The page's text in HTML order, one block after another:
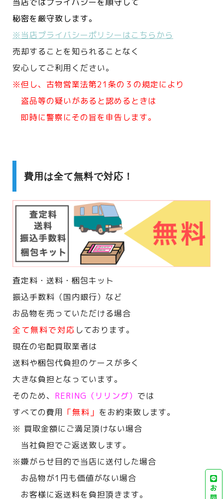
秘密を厳守致します。
※当店プライバシーポリシーはこちらから
売却することを知られることなく
安心してご利用ください。
※但し、古物営業法第21条の３の規定により
盗品等の疑いがあると認めるときは
即時に警察にその旨を申告します。
費用は全て無料で対応！
査定料・送料・梱包キット
振込手数料（国内銀行）など
お品物を売っていただける場合
全て無料で対応 しております。
現在の宅配買取業者は
送料や梱包代負担のケースが多く
大きな負担となっています。
そのため、 RERING（リリング） では
すべての費用 「無料」 をお約束致します。
※ 買取金額にご満足頂けない場合
当社負担でご返送致します。
※嫌がらせ目的で当店に送付した場合
お品物が1円も価値がない場合
お客様に返送料を負担頂きます。
お